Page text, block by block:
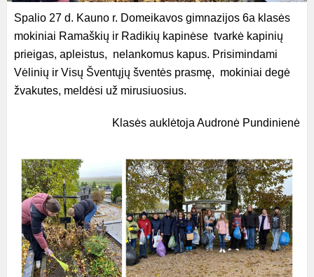
Spalio 27 d. Kauno r. Domeikavos gimnazijos 6a klasės
mokiniai Ramaškių ir Radikių kapinėse tvarkė kapinių
prieigas, apleistus, nelankomus kapus. Prisimindami
Vėlinių ir Visų Šventųjų šventės prasmę, mokiniai degė
žvakutes, meldėsi už mirusiuosius.
Klasės auklėtoja Audronė Pundinienė